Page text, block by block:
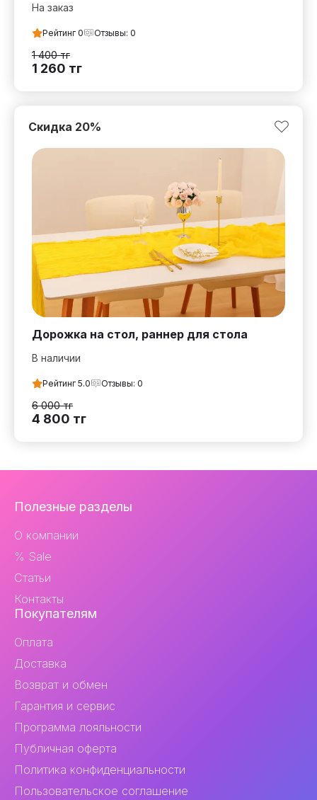
На заказ
Рейтинг 0 Отзывы: 0
1 400тг
1 260 тг
Дорожка на стол, раннер для стола
Скидка 20%
В наличии
Рейтинг 5.0 Отзывы: 0
6 000тг
4 800 тг
Навигация
контакты
Полезные разделы
О компании
% Sale
Статьи
Контакты
Покупателям
Оплата
Доставка
Возврат и обмен
Гарантия и сервис
Программа лояльности
Публичная оферта
Политика конфиденциальности
Пользовательское соглашение